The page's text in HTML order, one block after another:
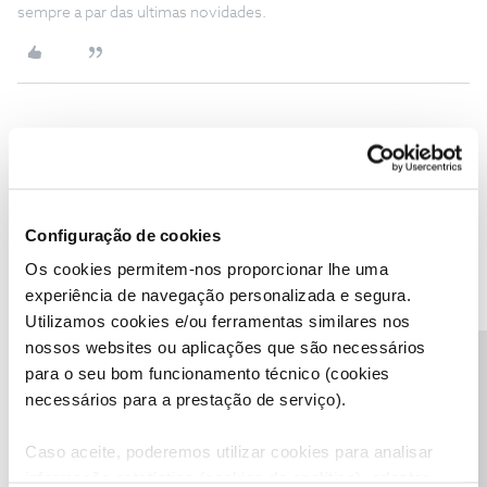
Configuração de cookies
Os cookies permitem-nos proporcionar lhe uma
experiência de navegação personalizada e segura.
Utilizamos cookies e/ou ferramentas similares nos
nossos websites ou aplicações que são necessários
para o seu bom funcionamento técnico (cookies
necessários para a prestação de serviço).
Caso aceite, poderemos utilizar cookies para analisar
sempre a par das ultimas novidades.
Forum|Forum|1 year ago
mesmo problema.
Obrigado
@André Jin